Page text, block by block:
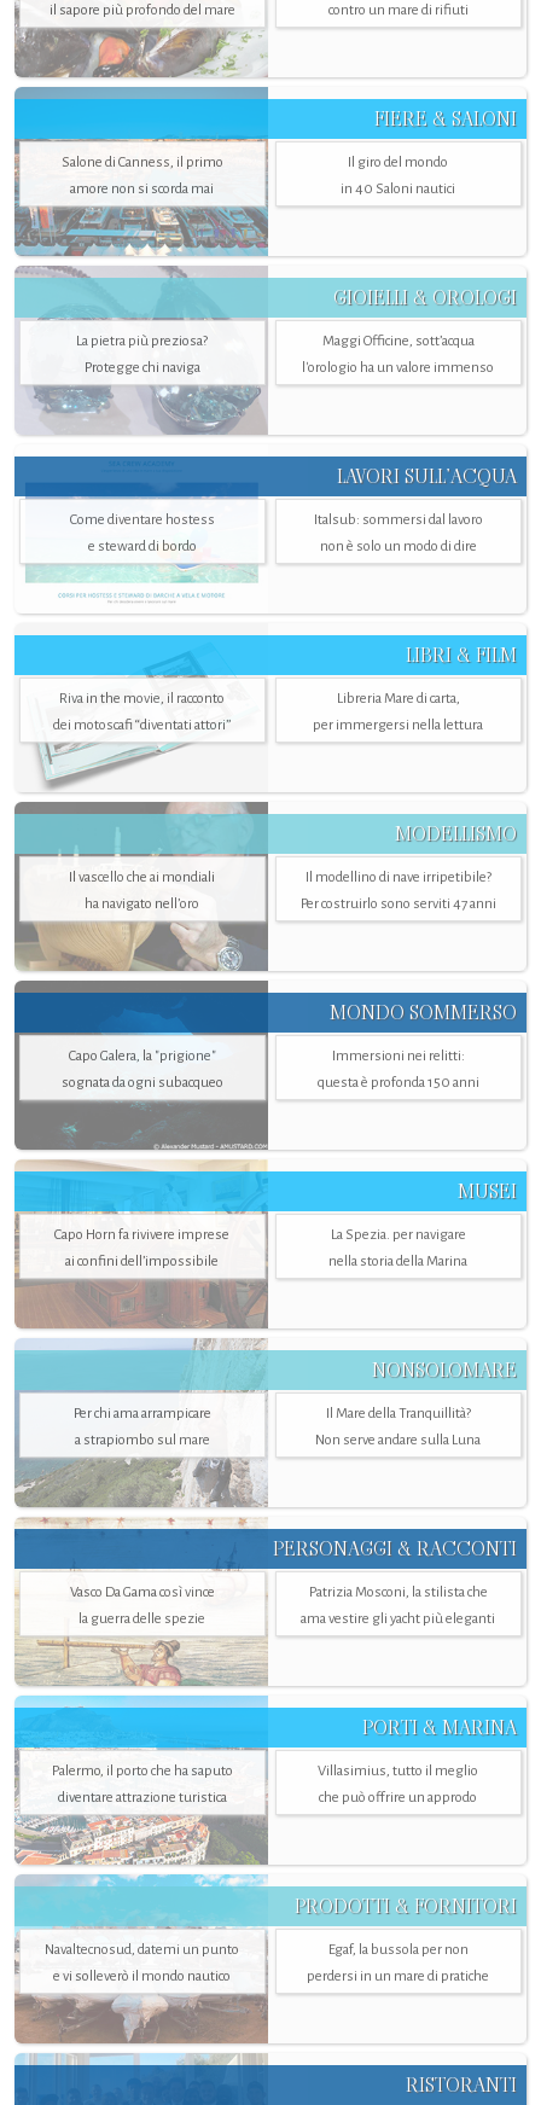
il sapore più profondo del mare
contro un mare di rifiuti
FIERE & SALONI
Salone di Canness, il primo
amore non si scorda mai
Il giro del mondo
in 40 Saloni nautici
GIOIELLI & OROLOGI
La pietra più preziosa?
Protegge chi naviga
Maggi Officine, sott’acqua
l'orologio ha un valore immenso
LAVORI SULL’ACQUA
Come diventare hostess
e steward di bordo
Italsub: sommersi dal lavoro
non è solo un modo di dire
LIBRI & FILM
Riva in the movie, il racconto
dei motoscafi “diventati attori”
Libreria Mare di carta,
per immergersi nella lettura
MODELLISMO
Il vascello che ai mondiali
ha navigato nell’oro
Il modellino di nave irripetibile?
Per costruirlo sono serviti 47 anni
MONDO SOMMERSO
Capo Galera, la "prigione"
sognata da ogni subacqueo
Immersioni nei relitti:
questa è profonda 150 anni
MUSEI
Capo Horn fa rivivere imprese
ai confini dell’impossibile
La Spezia. per navigare
nella storia della Marina
NONSOLOMARE
Per chi ama arrampicare
a strapiombo sul mare
Il Mare della Tranquillità?
Non serve andare sulla Luna
PERSONAGGI & RACCONTI
Vasco Da Gama così vince
la guerra delle spezie
Patrizia Mosconi, la stilista che
ama vestire gli yacht più eleganti
PORTI & MARINA
Palermo, il porto che ha saputo
diventare attrazione turistica
Villasimius, tutto il meglio
che può offrire un approdo
PRODOTTI & FORNITORI
Navaltecnosud, datemi un punto
e vi solleverò il mondo nautico
Egaf, la bussola per non
perdersi in un mare di pratiche
RISTORANTI